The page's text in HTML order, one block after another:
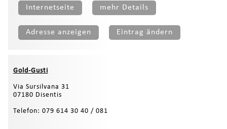
Internetseite mehr Details
Adresse anzeigen Eintrag ändern
Gold-Gusti
Via Sursilvana 31
07180 Disentis
Telefon: 079 614 30 40 / 081